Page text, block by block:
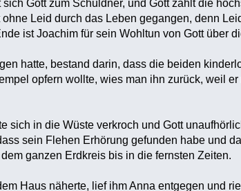
Gott zum Schuldner, und Gott zahlt die
Leid durch das Leben gegangen, denn
ist Joachim für sein Wohltun von Gott über
hatte, bestand darin, dass die beiden
opfern wollte, wies man ihn zurück, weil
sich in die Wüste verkroch und Gott
sein Flehen Erhörung gefunden habe und
ganzen Erdkreis bis in die fernsten Zeiten.
Haus näherte, lief ihm Anna entgegen und